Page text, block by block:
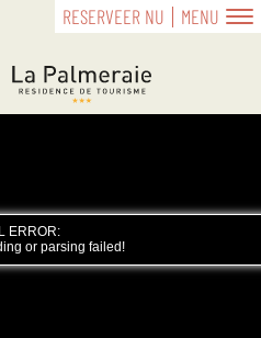
RESERVEER NU MENU